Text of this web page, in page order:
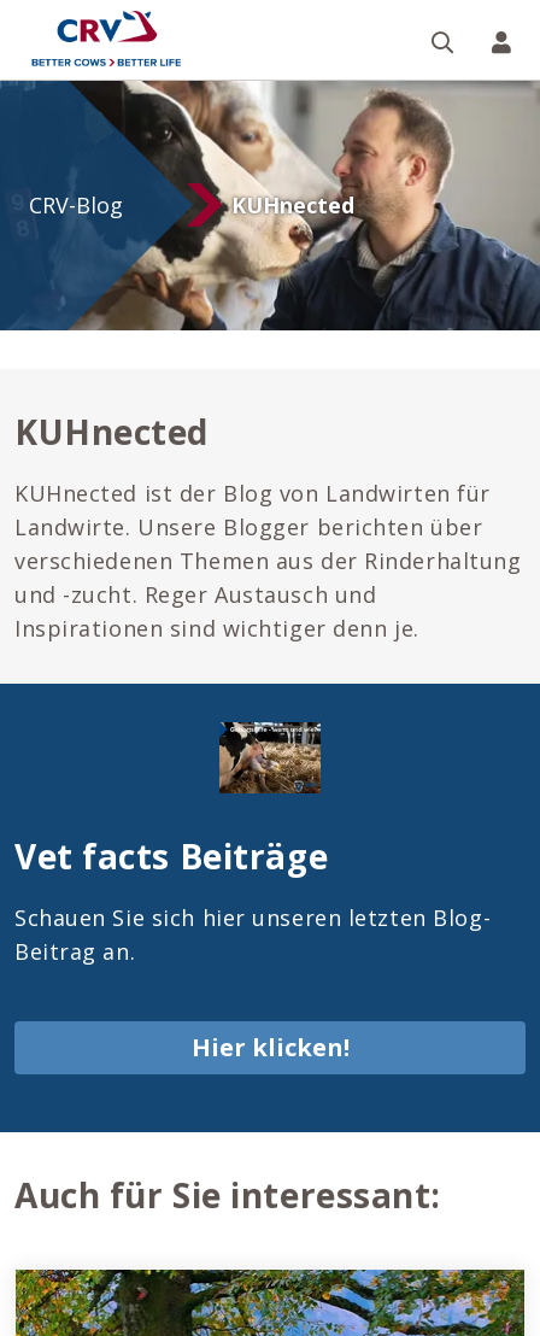
KUHnected
CRV-Blog KUHnected
KUHnected
KUHnected ist der Blog von Landwirten für
Landwirte. Unsere Blogger berichten über
verschiedenen Themen aus der Rinderhaltung
und -zucht. Reger Austausch und
Inspirationen sind wichtiger denn je.
Vet facts Beiträge
Schauen Sie sich hier unseren letzten Blog-
Beitrag an.
Hier klicken!
Auch für Sie interessant: